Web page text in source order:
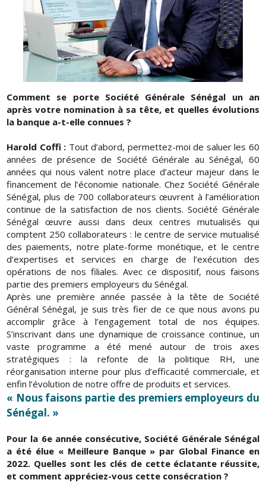
Comment se porte Société Générale Sénégal un an
après votre nomination à sa tête, et quelles évolutions
la banque a-t-elle connues ?
Harold Coffi : Tout d’abord, permettez-moi de saluer les 60
années de présence de Société Générale au Sénégal, 60
années qui nous valent notre place d’acteur majeur dans le
financement de l’économie nationale. Chez Société Générale
Sénégal, plus de 700 collaborateurs œuvrent à l’amélioration
continue de la satisfaction de nos clients. Société Générale
Sénégal œuvre aussi dans deux centres mutualisés qui
comptent 250 collaborateurs : le centre de service mutualisé
des paiements, notre plate-forme monétique, et le centre
d’expertises et services en charge de l’exécution des
opérations de nos filiales. Avec ce dispositif, nous faisons
partie des premiers employeurs du Sénégal.
Après une première année passée à la tête de Société
Général Sénégal, je suis très fier de ce que nous avons pu
accomplir grâce à l’engagement total de nos équipes.
S’inscrivant dans une dynamique de croissance continue, un
vaste programme a été mené autour de trois axes
stratégiques : la refonte de la politique RH, une
réorganisation interne pour plus d’efficacité commerciale, et
enfin l’évolution de notre offre de produits et services.
« Nous faisons partie des premiers employeurs du
Sénégal. »
Pour la 6e année consécutive, Société Générale Sénégal
a été élue « Meilleure Banque » par Global Finance en
2022. Quelles sont les clés de cette éclatante réussite,
et comment appréciez-vous cette consécration ?